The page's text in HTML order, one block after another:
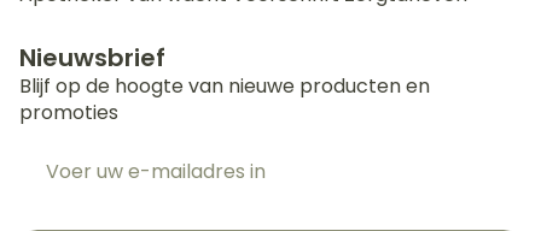
Nieuwsbrief
Blijf op de hoogte van nieuwe producten en
promoties